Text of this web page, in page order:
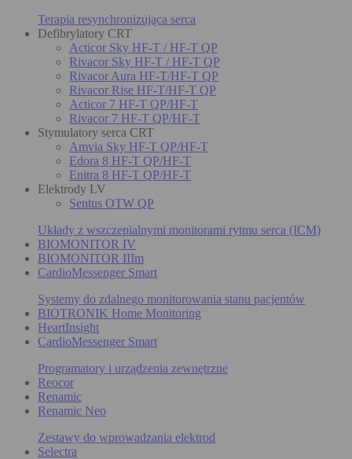
Terapia resynchronizująca serca
Defibrylatory CRT
Acticor Sky HF-T / HF-T QP
Rivacor Sky HF-T / HF-T QP
Rivacor Aura HF-T/HF-T QP
Rivacor Rise HF-T/HF-T QP
Acticor 7 HF-T QP/HF-T
Rivacor 7 HF-T QP/HF-T
Stymulatory serca CRT
Amvia Sky HF-T QP/HF-T
Edora 8 HF-T QP/HF-T
Enitra 8 HF-T QP/HF-T
Elektrody LV
Sentus OTW QP
Układy z wszczepialnymi monitorami rytmu serca (ICM)
BIOMONITOR IV
BIOMONITOR IIIm
CardioMessenger Smart
Systemy do zdalnego monitorowania stanu pacjentów
BIOTRONIK Home Monitoring
HeartInsight
CardioMessenger Smart
Programatory i urządzenia zewnętrzne
Reocor
Renamic
Renamic Neo
Zestawy do wprowadzania elektrod
Selectra